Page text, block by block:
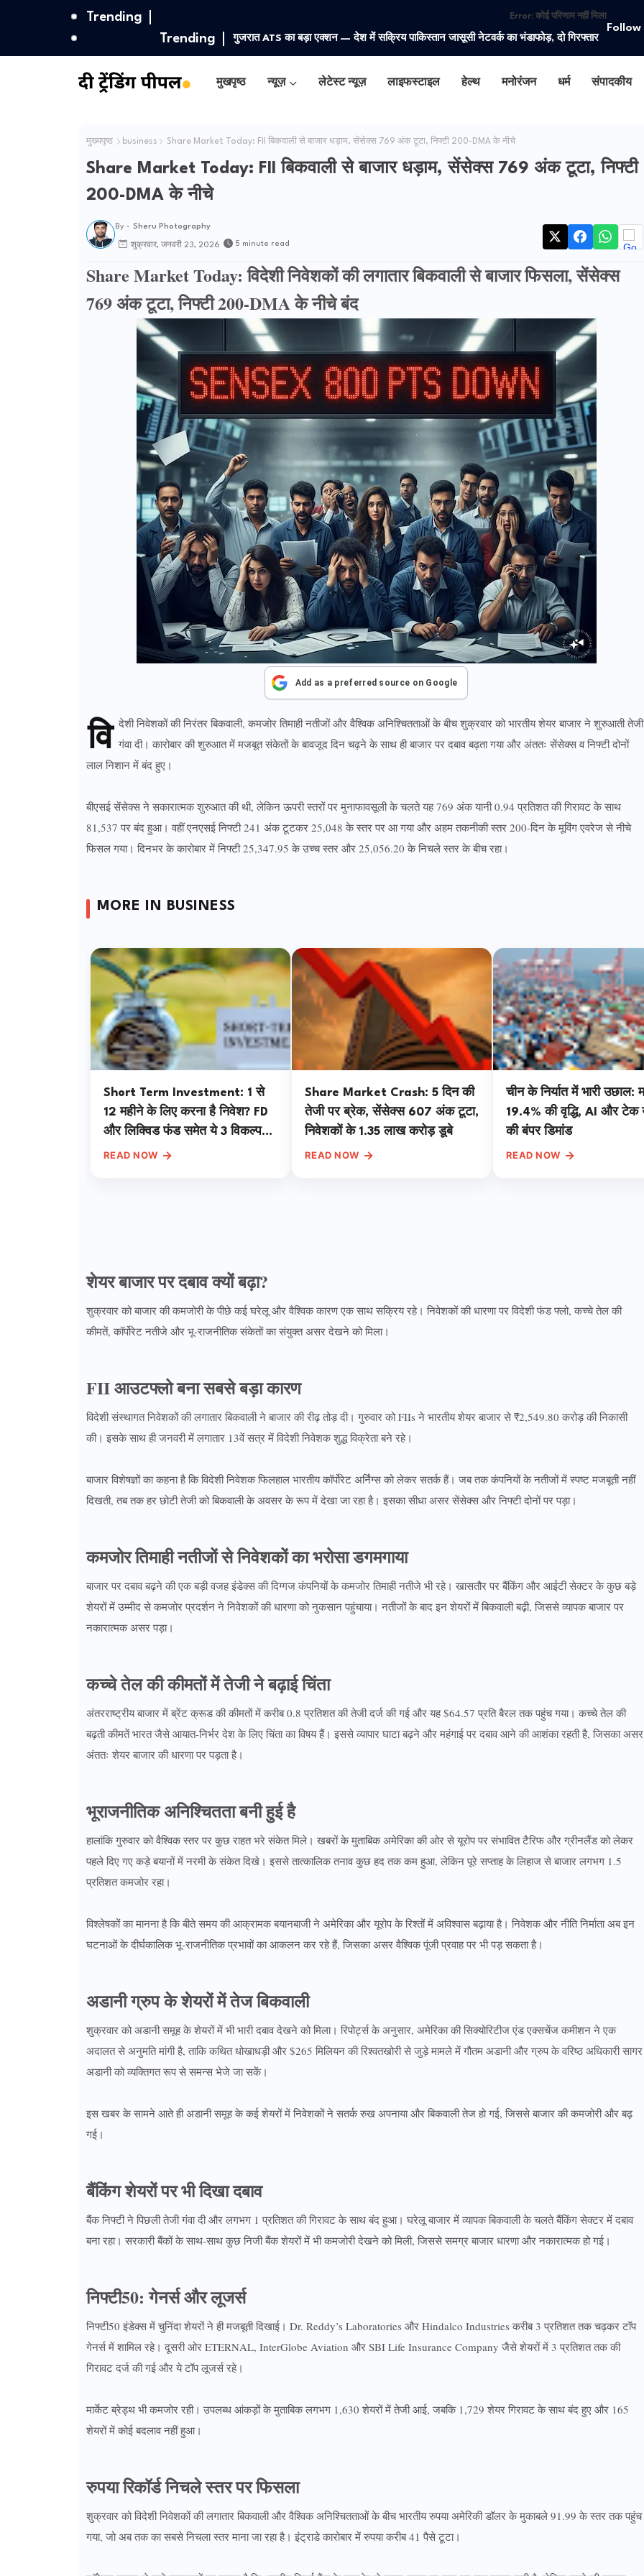
Trending Error:कोई परिणाम नहीं मिला
Trending Iran vs US: ट्रंप के युद्धविराम विस्तार पर ईरान का तंज, कहा- ‘यह एक चाल’
Follow
मुखपृष्ठ न्यूज़ लेटेस्ट न्यूज़ लाइफस्टाइल हेल्थ मनोरंजन धर्म संपादकीय
मुख्यपृष्ठ business Share Market Today: FII बिकवाली से बाजार धड़ाम, सेंसेक्स 769 अंक टूटा, निफ्टी 200-DMA के नीचे
Share Market Today: FII बिकवाली से बाजार धड़ाम, सेंसेक्स 769 अंक टूटा, निफ्टी
200-DMA के नीचे
By - Sheru Photography
शुक्रवार, जनवरी 23, 2026 5 minute read
Share Market Today: विदेशी निवेशकों की लगातार बिकवाली से बाजार फिसला, सेंसेक्स
769 अंक टूटा, निफ्टी 200-DMA के नीचे बंद
Add as a preferred source on Google
वि देशी निवेशकों की निरंतर बिकवाली, कमजोर तिमाही नतीजों और वैश्विक अनिश्चितताओं के बीच शुक्रवार को भारतीय शेयर बाजार ने शुरुआती तेजी
गंवा दी। कारोबार की शुरुआत में मजबूत संकेतों के बावजूद दिन चढ़ने के साथ ही बाजार पर दबाव बढ़ता गया और अंततः सेंसेक्स व निफ्टी दोनों
लाल निशान में बंद हुए।
बीएसई सेंसेक्स ने सकारात्मक शुरुआत की थी, लेकिन ऊपरी स्तरों पर मुनाफावसूली के चलते यह 769 अंक यानी 0.94 प्रतिशत की गिरावट के साथ
81,537 पर बंद हुआ। वहीं एनएसई निफ्टी 241 अंक टूटकर 25,048 के स्तर पर आ गया और अहम तकनीकी स्तर 200-दिन के मूविंग एवरेज से नीचे
फिसल गया। दिनभर के कारोबार में निफ्टी 25,347.95 के उच्च स्तर और 25,056.20 के निचले स्तर के बीच रहा।
MORE IN BUSINESS
Short Term Investment: 1 से
12 महीने के लिए करना है निवेश? FD
और लिक्विड फंड समेत ये 3 विकल्प
देंगे बंपर रिटर्न
READ NOW →
Share Market Crash: 5 दिन की
तेजी पर ब्रेक, सेंसेक्स 607 अंक टूटा,
निवेशकों के 1.35 लाख करोड़ डूबे
READ NOW →
चीन के निर्यात में भारी उछाल:
19.4% की वृद्धि, AI और टेक
की बंपर डिमांड
READ NOW →
शेयर बाजार पर दबाव क्यों बढ़ा?
शुक्रवार को बाजार की कमजोरी के पीछे कई घरेलू और वैश्विक कारण एक साथ सक्रिय रहे। निवेशकों की धारणा पर विदेशी फंड फ्लो, कच्चे तेल की
कीमतें, कॉर्पोरेट नतीजे और भू-राजनीतिक संकेतों का संयुक्त असर देखने को मिला।
FII आउटफ्लो बना सबसे बड़ा कारण
विदेशी संस्थागत निवेशकों की लगातार बिकवाली ने बाजार की रीढ़ तोड़ दी। गुरुवार को FIIs ने भारतीय शेयर बाजार से ₹2,549.80 करोड़ की निकासी
की। इसके साथ ही जनवरी में लगातार 13वें सत्र में विदेशी निवेशक शुद्ध विक्रेता बने रहे।
बाजार विशेषज्ञों का कहना है कि विदेशी निवेशक फिलहाल भारतीय कॉर्पोरेट अर्निंग्स को लेकर सतर्क हैं। जब तक कंपनियों के नतीजों में स्पष्ट मजबूती नहीं
दिखती, तब तक हर छोटी तेजी को बिकवाली के अवसर के रूप में देखा जा रहा है। इसका सीधा असर सेंसेक्स और निफ्टी दोनों पर पड़ा।
कमजोर तिमाही नतीजों से निवेशकों का भरोसा डगमगाया
बाजार पर दबाव बढ़ने की एक बड़ी वजह इंडेक्स की दिग्गज कंपनियों के कमजोर तिमाही नतीजे भी रहे। खासतौर पर बैंकिंग और आईटी सेक्टर के कुछ बड़े
शेयरों में उम्मीद से कमजोर प्रदर्शन ने निवेशकों की धारणा को नुकसान पहुंचाया। नतीजों के बाद इन शेयरों में बिकवाली बढ़ी, जिससे व्यापक बाजार पर
नकारात्मक असर पड़ा।
कच्चे तेल की कीमतों में तेजी ने बढ़ाई चिंता
अंतरराष्ट्रीय बाजार में ब्रेंट क्रूड की कीमतों में करीब 0.8 प्रतिशत की तेजी दर्ज की गई और यह $64.57 प्रति बैरल तक पहुंच गया। कच्चे तेल की
बढ़ती कीमतें भारत जैसे आयात-निर्भर देश के लिए चिंता का विषय हैं। इससे व्यापार घाटा बढ़ने और महंगाई पर दबाव आने की आशंका रहती है, जिसका असर
अंततः शेयर बाजार की धारणा पर पड़ता है।
भूराजनीतिक अनिश्चितता बनी हुई है
हालांकि गुरुवार को वैश्विक स्तर पर कुछ राहत भरे संकेत मिले। खबरों के मुताबिक अमेरिका की ओर से यूरोप पर संभावित टैरिफ और ग्रीनलैंड को लेकर
पहले दिए गए कड़े बयानों में नरमी के संकेत दिखे। इससे तात्कालिक तनाव कुछ हद तक कम हुआ, लेकिन पूरे सप्ताह के लिहाज से बाजार लगभग 1.5
प्रतिशत कमजोर रहा।
विश्लेषकों का मानना है कि बीते समय की आक्रामक बयानबाजी ने अमेरिका और यूरोप के रिश्तों में अविश्वास बढ़ाया है। निवेशक और नीति निर्माता अब इन
घटनाओं के दीर्घकालिक भू-राजनीतिक प्रभावों का आकलन कर रहे हैं, जिसका असर वैश्विक पूंजी प्रवाह पर भी पड़ सकता है।
अडानी ग्रुप के शेयरों में तेज बिकवाली
शुक्रवार को अडानी समूह के शेयरों में भी भारी दबाव देखने को मिला। रिपोर्ट्स के अनुसार, अमेरिका की सिक्योरिटीज एंड एक्सचेंज कमीशन ने एक
अदालत से अनुमति मांगी है, ताकि कथित धोखाधड़ी और $265 मिलियन की रिश्वतखोरी से जुड़े मामले में गौतम अडानी और ग्रुप के वरिष्ठ अधिकारी सागर
अडानी को व्यक्तिगत रूप से समन्स भेजे जा सकें।
इस खबर के सामने आते ही अडानी समूह के कई शेयरों में निवेशकों ने सतर्क रुख अपनाया और बिकवाली तेज हो गई, जिससे बाजार की कमजोरी और बढ़
गई।
बैंकिंग शेयरों पर भी दिखा दबाव
बैंक निफ्टी ने पिछली तेजी गंवा दी और लगभग 1 प्रतिशत की गिरावट के साथ बंद हुआ। घरेलू बाजार में व्यापक बिकवाली के चलते बैंकिंग सेक्टर में दबाव
बना रहा। सरकारी बैंकों के साथ-साथ कुछ निजी बैंक शेयरों में भी कमजोरी देखने को मिली, जिससे समग्र बाजार धारणा और नकारात्मक हो गई।
निफ्टी50: गेनर्स और लूजर्स
निफ्टी50 इंडेक्स में चुनिंदा शेयरों ने ही मजबूती दिखाई। Dr. Reddy’s Laboratories और Hindalco Industries करीब 3 प्रतिशत तक चढ़कर टॉप
गेनर्स में शामिल रहे। दूसरी ओर ETERNAL, InterGlobe Aviation और SBI Life Insurance Company जैसे शेयरों में 3 प्रतिशत तक की
गिरावट दर्ज की गई और ये टॉप लूजर्स रहे।
मार्केट ब्रेड्थ भी कमजोर रही। उपलब्ध आंकड़ों के मुताबिक लगभग 1,630 शेयरों में तेजी आई, जबकि 1,729 शेयर गिरावट के साथ बंद हुए और 165
शेयरों में कोई बदलाव नहीं हुआ।
रुपया रिकॉर्ड निचले स्तर पर फिसला
शुक्रवार को विदेशी निवेशकों की लगातार बिकवाली और वैश्विक अनिश्चितताओं के बीच भारतीय रुपया अमेरिकी डॉलर के मुकाबले 91.99 के स्तर तक पहुंच
गया, जो अब तक का सबसे निचला स्तर माना जा रहा है। इंट्राडे कारोबार में रुपया करीब 41 पैसे टूटा।